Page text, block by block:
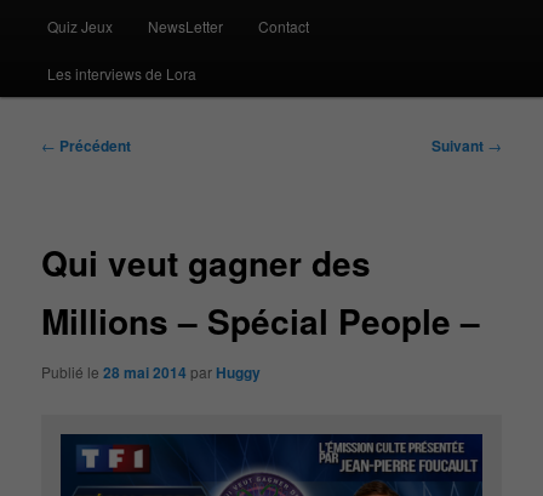
Quiz Jeux NewsLetter Contact
Les interviews de Lora
Navigation
← Précédent Suivant →
Qui veut gagner des
Millions – Spécial People –
Publié le28 mai 2014 par Huggy